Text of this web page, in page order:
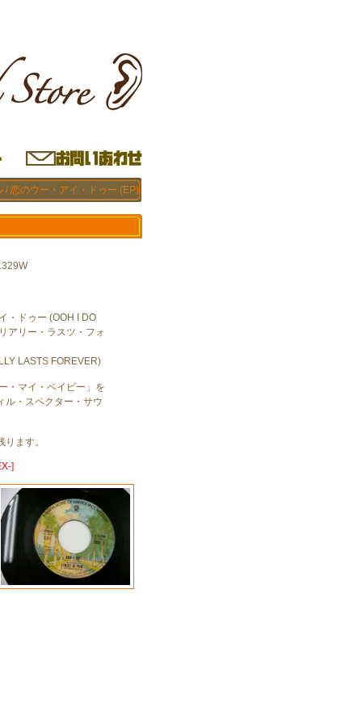
/ 恋のウー・アイ・ドゥー (EP)
・ドゥー (OOH I DO
アリー・ラスツ・フォ
LASTS FOREVER)
・マイ・ベイビー」を
ル・スペクター・サウ
ます。
]